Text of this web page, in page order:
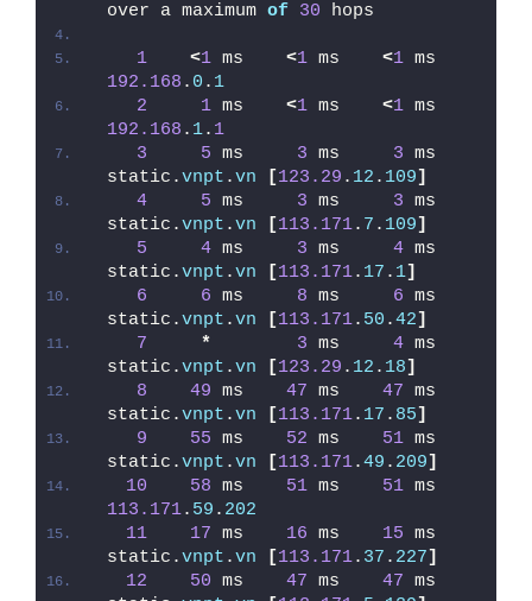
over a maximum of 30 hops
1 <1 ms <1 ms <1
192.168 . 0 . 1
2
1 ms <1 ms <1
192.168 . 1. 1
3
5 ms 3 ms 3 ms
static.vnpt .vn [123.29 . 12 . 109]
4
5 ms 3 ms 3 ms
static.vnpt .vn [113.171. 7 . 109]
5
4 ms 3 ms 4 ms
static.vnpt .vn [113.171. 17 . 1]
6
6 ms 8 ms 6 ms
static.vnpt .vn [113.171. 50 .42]
7
* 3 ms 4 ms
static.vnpt .vn [123.29 . 12 . 18]
8
49 ms 47 ms 47 ms
static.vnpt .vn [113.171. 17 . 85]
9
55 ms 52 ms 51 ms
static.vnpt .vn [113.171.49 . 209]
10
58 ms 51 ms 51
113.171. 59 . 202
11
17 ms 16 ms 15 ms
static.vnpt .vn [113.171. 37 . 227]
12
50 ms 47 ms 47 ms